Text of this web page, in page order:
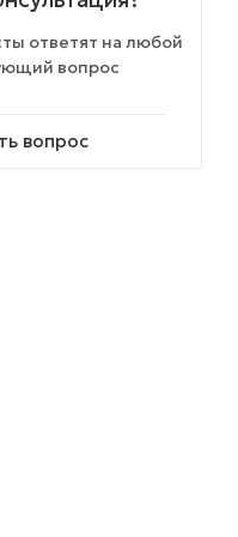
ответят на любой
вопрос
вопрос